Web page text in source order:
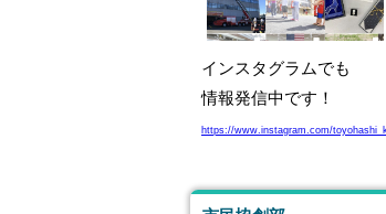
インスタグラムでも
情報発信中です！
https://www.instagram.com/